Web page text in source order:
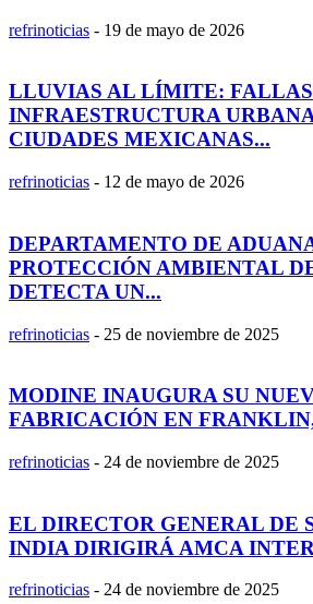
refrinoticias - 19 de mayo de 2026
LLUVIAS AL LÍMITE:
INFRAESTRUCTURA
CIUDADES MEXICANAS...
refrinoticias - 12 de mayo de 2026
DEPARTAMENTO DE
PROTECCIÓN AMBIENTAL
DETECTA UN...
refrinoticias - 25 de noviembre de 2025
MODINE INAUGURA SU
FABRICACIÓN EN
refrinoticias - 24 de noviembre de 2025
EL DIRECTOR GENERAL DE
INDIA DIRIGIRÁ AMCA
refrinoticias - 24 de noviembre de 2025